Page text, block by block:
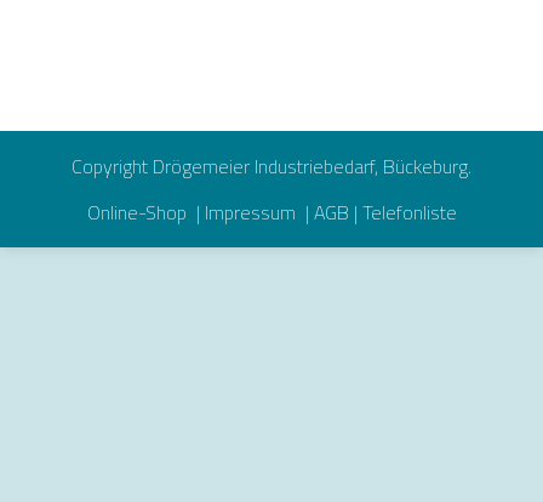
Copyright Drögemeier Industriebedarf, Bückeburg.
Online-Shop | Impressum | AGB | Telefonliste